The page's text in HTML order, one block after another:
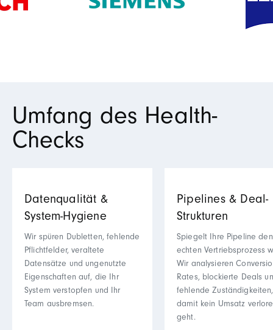
Umfang des Health-
Checks
Datenqualität &
System-Hygiene
Wir spüren Dubletten, fehlende
Pflichtfelder, veraltete
Datensätze und ungenutzte
Eigenschaften auf, die Ihr
System verstopfen und Ihr
Team ausbremsen.
Pipelines & Deal-
Strukturen
Spiegelt Ihre Pipeline den
echten Vertriebsprozess
Wir analysieren
Rates, blockierte Deals
fehlende Zuständigkeiten,
damit kein Umsatz
geht.